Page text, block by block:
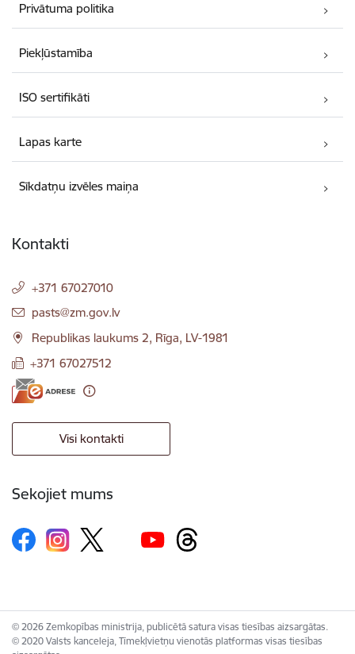
Privātuma politika
Piekļūstamība
ISO sertifikāti
Lapas karte
Sīkdatņu izvēles maiņa
Kontakti
+371 67027010
E-pasts:
pasts@zm.gov.lv
Republikas laukums 2, Rīga, LV-1981
+371 67027512
Visi kontakti
Sekojiet mums
© 2026 Zemkopības ministrija, publicētā satura visas tiesības aizsargātas.
© 2020 Valsts kanceleja, Tīmekļvietņu vienotās platformas visas tiesības